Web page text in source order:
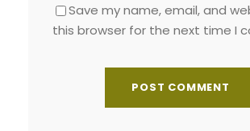
Save my name, email, and
this browser for the next time I